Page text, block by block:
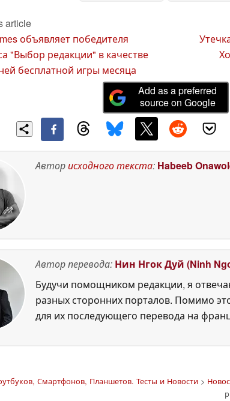
article
объявляет победителя
"Выбор редакции" в качестве
бесплатной игры месяца
Add as a preferred
source on Google
Авторисходного текста: Habeeb
Автор перевода: Нин Нгок Дуй (Ninh
Будучи помощником редакции, я
разных сторонних порталов. Помимо
для их последующего перевода на
Смартфонов, Планшетов. Тесты и Новости >